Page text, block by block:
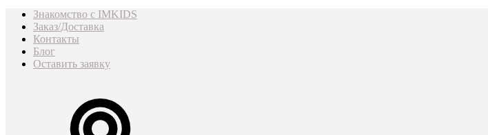
Знакомство с IMKIDS
Заказ/Доставка
Контакты
Блог
Оставить заявку